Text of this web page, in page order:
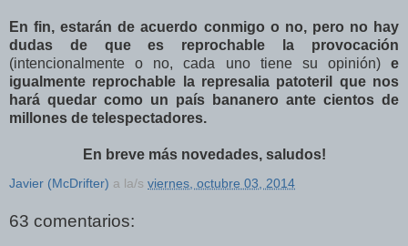
En fin, estarán de acuerdo conmigo o no, pero no hay
dudas de que es reprochable la provocación
(intencionalmente o no, cada uno tiene su opinión) e
igualmente reprochable la represalia patoteril que nos
hará quedar como un país bananero ante cientos de
millones de telespectadores.
En breve más novedades, saludos!
Javier (McDrifter) a la/s viernes, octubre 03, 2014
63 comentarios: